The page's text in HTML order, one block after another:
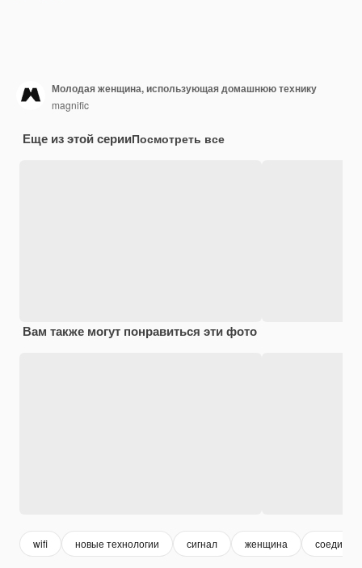
Молодая женщина, использующая домашнюю технику
magnific
Еще из этой серииПосмотреть все
Вам также могут понравиться эти фото
wifi новые технологии сигнал женщина